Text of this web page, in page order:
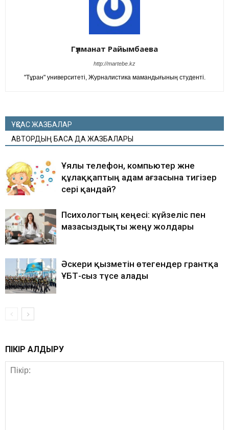
Гүлманат Райымбаева
http://martebe.kz
"Тұран" университеті, Журналистика мамандығының студенті.
ҰҚСАС ЖАЗБАЛАР
АВТОРДЫҢ БАСҚА ДА ЖАЗБАЛАРЫ
Ұялы телефон, компьютер және
құлаққаптың адам ағзасына тигізер
әсері қандай?
Психологтың кеңесі: күйзеліс пен
мазасыздықты жеңу жолдары
Әскери қызметін өтегендер грантқа
ҰБТ-сыз түсе алады
ПІКІР ҚАЛДЫРУ